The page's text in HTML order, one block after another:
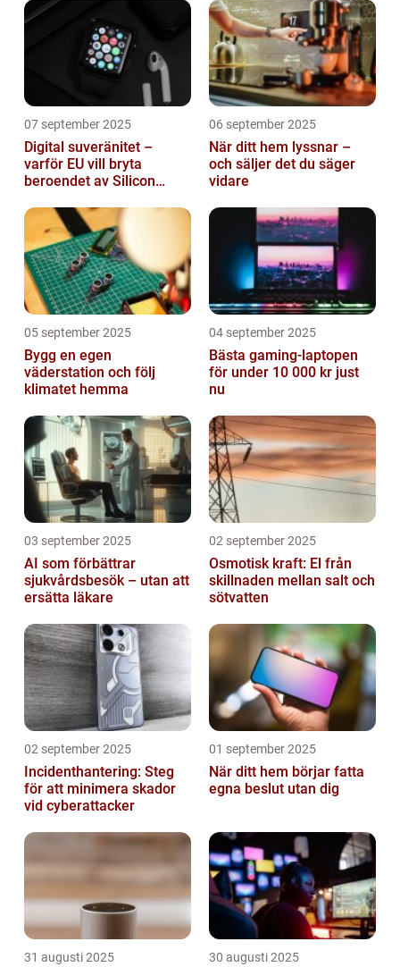
07 september 2025
Digital suveränitet –
varför EU vill bryta
beroendet av Silicon
06 september 2025
När ditt hem lyssnar –
och säljer det du säger
vidare
05 september 2025
Bygg en egen
väderstation och följ
klimatet hemma
04 september 2025
Bästa gaming-laptopen
för under 10 000 kr just
nu
03 september 2025
AI som förbättrar
sjukvårdsbesök – utan att
ersätta läkare
02 september 2025
Osmotisk kraft: El från
skillnaden mellan salt och
sötvatten
02 september 2025
Incidenthantering: Steg
för att minimera skador
vid cyberattacker
01 september 2025
När ditt hem börjar fatta
egna beslut utan dig
31 augusti 2025 30 augusti 2025